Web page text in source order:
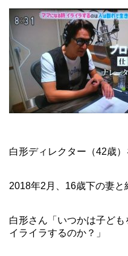
白形ディレクター（42歳
2018年2月、16歳下の妻と
白形さん「いつかは子ど
イライラするのか？」